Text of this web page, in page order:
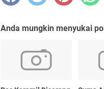
Anda mungkin menyukai